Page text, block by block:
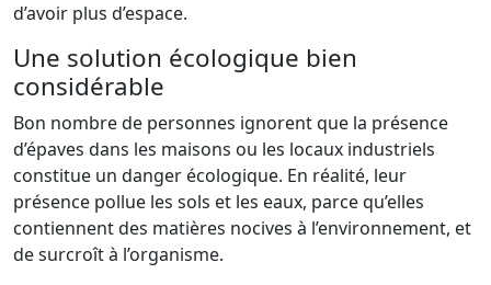
d’avoir plus d’espace.
Une solution écologique bien
considérable
Bon nombre de personnes ignorent que la présence
d’épaves dans les maisons ou les locaux industriels
constitue un danger écologique. En réalité, leur
présence pollue les sols et les eaux, parce qu’elles
contiennent des matières nocives à l’environnement, et
de surcroît à l’organisme.